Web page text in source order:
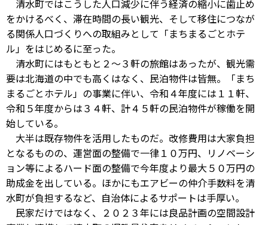
清水町ではこうした人口減少に伴う経済の縮小に歯止め
をかけるべく、滞在時間の長い観光、そして移住につなが
る関係人口づくりへの取組みとして「まちまるごとホテ
ル」をはじめるに至った。
清水町にはもともと２～３軒の旅館はあったが、観光需
要は北海道の中でも高くはなく、民泊物件は皆無。「まち
まるごとホテル」の事業に伴い、令和４年度には１１軒、
令和５年度からは３４軒、計４５軒の民泊物件が稼働を開
始している。
大半は既存物件を活用したものだ。改修費用は大家負担
となるものの、運営面の整備で一律１０万円、リノベーシ
ョン等によるハード面の整備で今年度より最大５０万円の
助成金を出している。ほかにもエアビーの仲介手数料を清
水町が負担するなど、自治体によるサポートは手厚い。
民家だけではなく、２０２３年には良品計画の空間設計